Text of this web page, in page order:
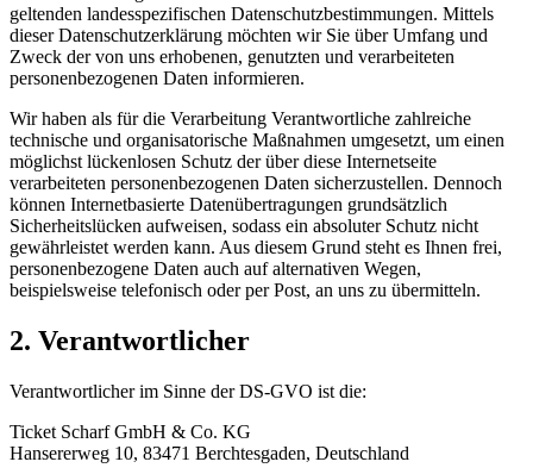
geltenden landesspezifischen Datenschutzbestimmungen. Mittels
dieser Datenschutzerklärung möchten wir Sie über Umfang und
Zweck der von uns erhobenen, genutzten und verarbeiteten
personenbezogenen Daten informieren.
Wir haben als für die Verarbeitung Verantwortliche zahlreiche
technische und organisatorische Maßnahmen umgesetzt, um einen
möglichst lückenlosen Schutz der über diese Internetseite
verarbeiteten personenbezogenen Daten sicherzustellen. Dennoch
können Internetbasierte Datenübertragungen grundsätzlich
Sicherheitslücken aufweisen, sodass ein absoluter Schutz nicht
gewährleistet werden kann. Aus diesem Grund steht es Ihnen frei,
personenbezogene Daten auch auf alternativen Wegen,
beispielsweise telefonisch oder per Post, an uns zu übermitteln.
2. Verantwortlicher
Verantwortlicher im Sinne der DS-GVO ist die:
Ticket Scharf GmbH & Co. KG
Hansererweg 10, 83471 Berchtesgaden, Deutschland